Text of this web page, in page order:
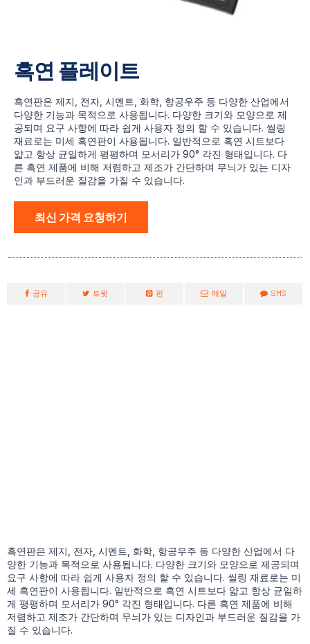
흑연 플레이트
흑연판은 제지, 전자, 시멘트, 화학, 항공우주 등 다양한 산업에서
다양한 기능과 목적으로 사용됩니다. 다양한 크기와 모양으로 제
공되며 요구 사항에 따라 쉽게 사용자 정의 할 수 있습니다. 씰링
재료로는 미세 흑연판이 사용됩니다. 일반적으로 흑연 시트보다
얇고 항상 균일하게 평평하며 모서리가 90° 각진 형태입니다. 다
른 흑연 제품에 비해 저렴하고 제조가 간단하며 무늬가 있는 디자
인과 부드러운 질감을 가질 수 있습니다.
최신 가격 요청하기
공유 트윗 핀 메일 SMS
흑연판은 제지, 전자, 시멘트, 화학, 항공우주 등 다양한 산업에서 다
양한 기능과 목적으로 사용됩니다. 다양한 크기와 모양으로 제공되며
요구 사항에 따라 쉽게 사용자 정의 할 수 있습니다. 씰링 재료로는 미
세 흑연판이 사용됩니다. 일반적으로 흑연 시트보다 얇고 항상 균일하
게 평평하며 모서리가 90° 각진 형태입니다. 다른 흑연 제품에 비해
저렴하고 제조가 간단하며 무늬가 있는 디자인과 부드러운 질감을 가
질 수 있습니다.